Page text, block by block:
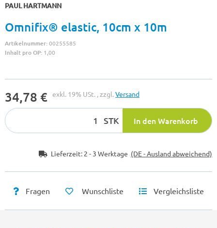
PAUL HARTMANN
Omnifix® elastic, 10cm x 10m
Artikelnummer:00255585
Inhalt pro OP: 1,00
34,78 € exkl. 19% USt. , zzgl.Versand
STK In den Warenkorb
Lieferzeit: 2 - 3 Werktage (DE - Ausland abweichend)
Fragen Wunschliste Vergleichsliste